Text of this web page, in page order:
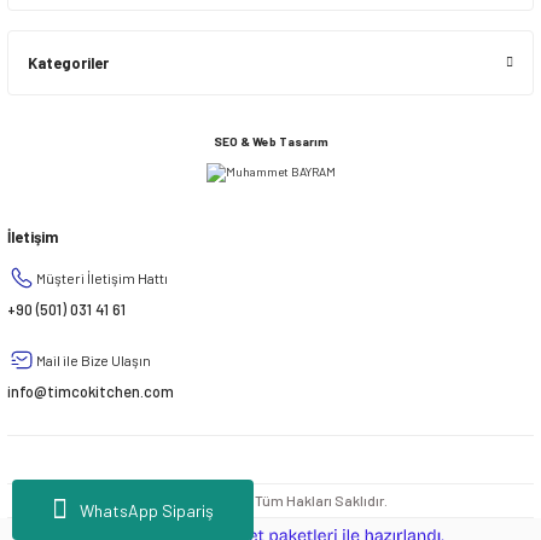
WhatsApp Sipariş
Kategoriler
SEO & Web Tasarım
İletişim
Müşteri İletişim Hattı
+90 (501) 031 41 61
Mail ile Bize Ulaşın
info@timcokitchen.com
© 2020 - 2026 | Tüm Hakları Saklıdır.
e-